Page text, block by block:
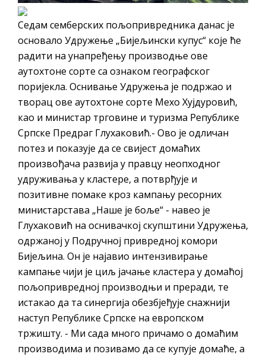
Седам семберских пољопривредника данас је
основало Удружење „Бијељински купус“ које ће
радити на унапређењу производње ове
аутохтоне сорте са ознаком географског
поријекла. Оснивање Удружења је подржао и
творац ове аутохтоне сорте Мехо Хујдуровић,
као и министар трговине и туризма Републике
Српске Предраг Глухаковић.- Ово је одличан
потез и показује да се свијест домаћих
произвођача развија у правцу неопходног
удруживања у кластере, а потврђује и
позитивне помаке кроз кампању ресорних
министарстава „Наше је боље“ - навео је
Глухаковић на оснивачкој скупштини Удружења,
одржаној у Подручној привредној комори
Бијељина. Он је најавио интензивирање
кампање чији је циљ јачање кластера у домаћој
пољопривредној производњи и преради, те
истакао да та синергија обезбјеђује снажнији
наступ Републике Српске на европском
тржишту. - Ми сада много причамо о домаћим
производима и позивамо да се купује домаће, а